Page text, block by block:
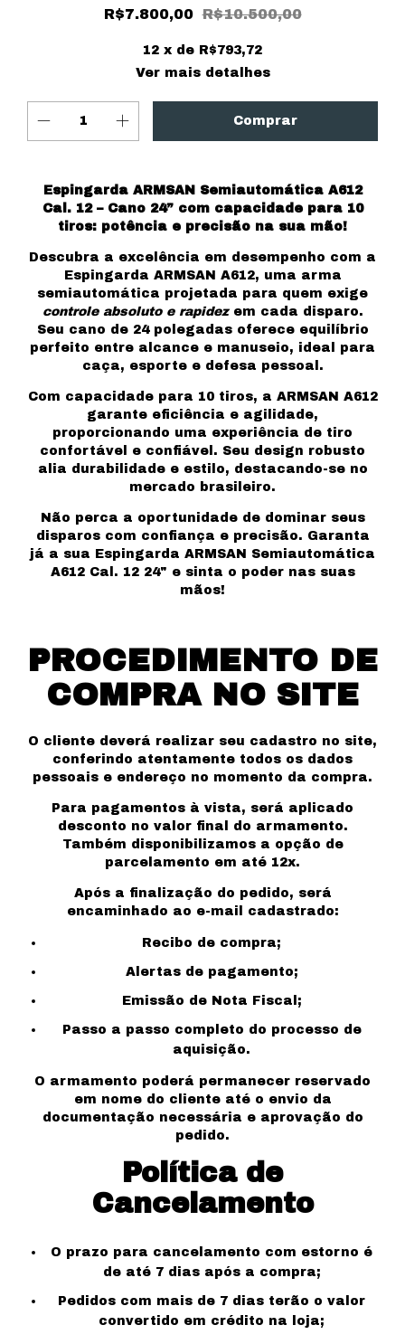
R$7.800,00 R$10.500,00
12 x de R$793,72
Ver mais detalhes
Espingarda ARMSAN Semiautomática A612
Cal. 12 – Cano 24” com capacidade para 10
tiros: potência e precisão na sua mão!
Descubra a excelência em desempenho com a
Espingarda ARMSAN A612, uma arma
semiautomática projetada para quem exige
controle absoluto e rapidezem cada disparo.
Seu cano de 24 polegadas oferece equilíbrio
perfeito entre alcance e manuseio, ideal para
caça, esporte e defesa pessoal.
Com capacidade para 10 tiros, a ARMSAN A612
garante eficiência e agilidade,
proporcionando uma experiência de tiro
confortável e confiável. Seu design robusto
alia durabilidade e estilo, destacando-se no
mercado brasileiro.
Não perca a oportunidade de dominar seus
disparos com confiança e precisão. Garanta
já a sua Espingarda ARMSAN Semiautomática
A612 Cal. 12 24" e sinta o poder nas suas
mãos!
PROCEDIMENTO DE
COMPRA NO SITE
O cliente deverá realizar seu cadastro no site,
conferindo atentamente todos os dados
pessoais e endereço no momento da compra.
Para pagamentos à vista, será aplicado
desconto no valor final do armamento.
Também disponibilizamos a opção de
parcelamento em até 12x.
Após a finalização do pedido, será
encaminhado ao e-mail cadastrado:
Recibo de compra;
Alertas de pagamento;
Emissão de Nota Fiscal;
Passo a passo completo do processo de
aquisição.
O armamento poderá permanecer reservado
em nome do cliente até o envio da
documentação necessária e aprovação do
pedido.
Política de
Cancelamento
O prazo para cancelamento com estorno é
de até 7 dias após a compra;
Pedidos com mais de 7 dias terão o valor
convertido em crédito na loja;